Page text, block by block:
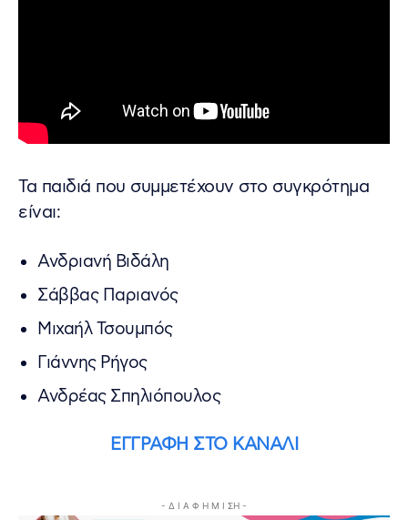
Τα παιδιά που συμμετέχουν στο συγκρότημα
είναι:
Ανδριανή Βιδάλη
Σάββας Παριανός
Μιχαήλ Τσουμπός
Γιάννης Ρήγος
Ανδρέας Σπηλιόπουλος
ΕΓΓΡΑΦΗ ΣΤΟ ΚΑΝΑΛΙ
- Δ Ι Α Φ Η Μ Ι ΣΗ -